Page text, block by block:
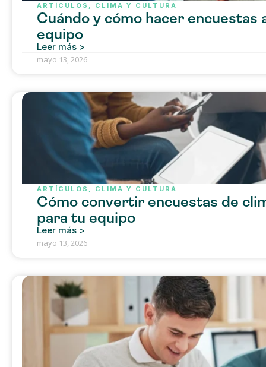
ARTÍCULOS CLIMA Y CULTURA
Cuándo y cómo hacer encuestas
equipo
Leer más >
mayo 13, 2026
ARTÍCULOS CLIMA Y CULTURA
Cómo convertir encuestas de
para tu equipo
Leer más >
mayo 13, 2026